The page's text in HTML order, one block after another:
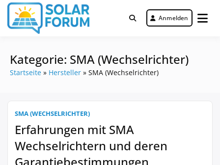
Zum
Inhalt
springen
Solar Forum
Deutschlandweit Nr. 1 Forum für
gewerbliche Solar Investments
Anmelden
Kategorie: SMA (Wechselrichter)
Startseite » Hersteller » SMA (Wechselrichter)
SMA (WECHSELRICHTER)
Erfahrungen mit SMA
Wechselrichtern und deren